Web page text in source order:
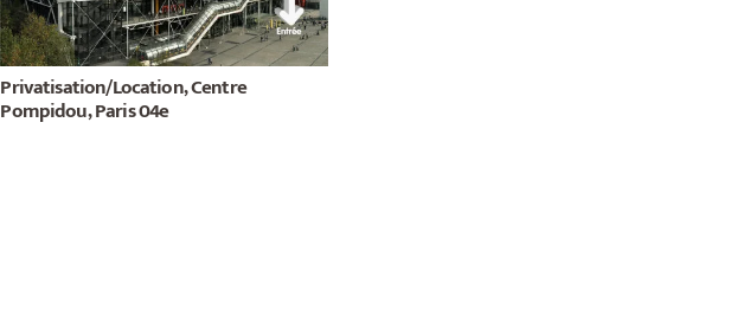
Privatisation/Location, Centre
Pompidou, Paris 04e